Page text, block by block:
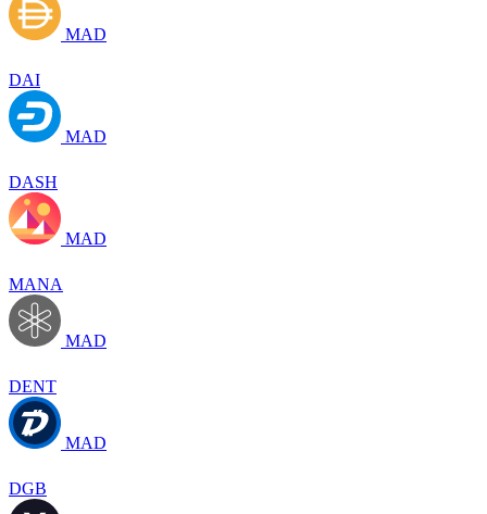
MAD
DAI
MAD
DASH
MAD
MANA
MAD
DENT
MAD
DGB